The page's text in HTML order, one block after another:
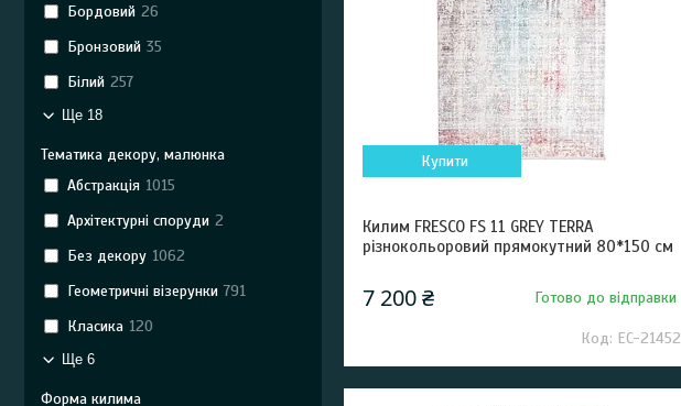
Купити
Килим FRESCO FS 11 GREY TERRA
різнокольоровий прямокутний 80*150 см
7 200 ₴ Готово до відправки
EC-21452
Бордовий 26
Бронзовий 35
Білий 257
Ще 18
Тематика декору, малюнка
Абстракція 1015
Архітектурні споруди 2
Без декору 1062
Геометричні візерунки 791
Класика 120
Ще 6
Форма килима